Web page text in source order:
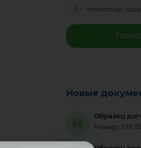
5 – полностью
Новые
Образец
Размер: